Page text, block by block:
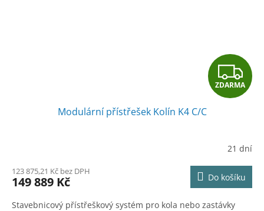
Z
D
R
M
A
ZDARMA
Modulární přístřešek Kolín K4 C/C
21 dní
123 875,21 Kč bez DPH
149 889 Kč Do košíku
Stavebnicový přístřeškový systém pro kola nebo zastávky